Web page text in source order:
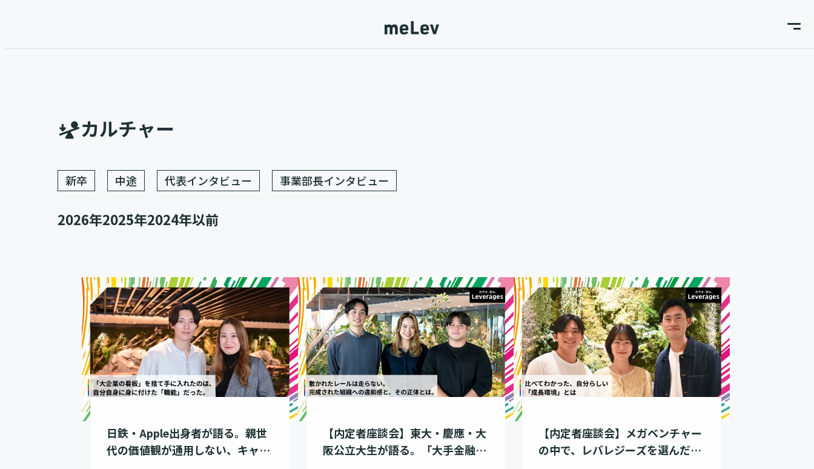
カルチャー
新卒 中途 代表インタビュー 事業部長インタビュー
2026年2025年2024年以前
日鉄・Apple出身者が語る。親世
代の価値観が通用しない、キャリ
【内定者座談会】東大・慶應・大
阪公立大生が語る。「大手金融」
【内定者座談会】メガベンチャー
の中で、レバレジーズを選んだ理